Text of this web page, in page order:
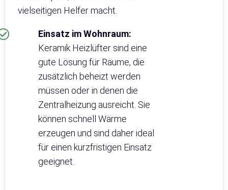
vielseitigen Helfer macht.
Einsatz im Wohnraum:
Keramik Heizlüfter sind eine
gute Lösung für Räume, die
zusätzlich beheizt werden
müssen oder in denen die
Zentralheizung ausreicht. Sie
können schnell Wärme
erzeugen und sind daher ideal
für einen kurzfristigen Einsatz
geeignet.